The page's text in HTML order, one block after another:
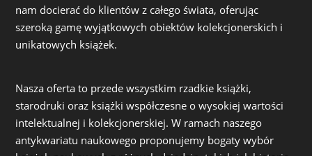
nam docierać do klientów z całego świata, oferując
szeroką gamę wyjątkowych obiektów kolekcjonerskich i
unikatowych książek.
Nasza oferta to przede wszystkim rzadkie książki,
starodruki oraz książki współczesne o wysokiej wartości
intelektualnej i kolekcjonerskiej. W ramach naszego
antykwariatu naukowego proponujemy bogaty wybór